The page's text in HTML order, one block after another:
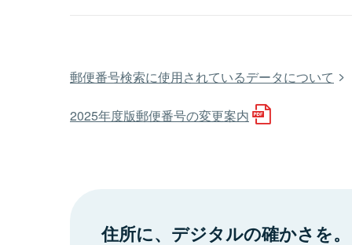
郵便番号検索に使用されているデータについて
2025年度版郵便番号の変更案内
住所に、デジタルの確かさを。